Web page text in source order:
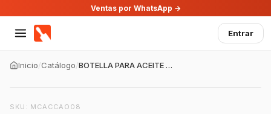
Ventas por WhatsApp →
Entrar
Inicio/Catálogo/ BOTELLA PARA ACEITE 8OZ
SKU: MCACCAO08